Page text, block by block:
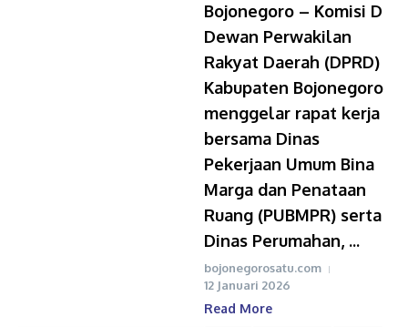
Bojonegoro – Komisi D
Dewan Perwakilan
Rakyat Daerah (DPRD)
Kabupaten Bojonegoro
menggelar rapat kerja
bersama Dinas
Pekerjaan Umum Bina
Marga dan Penataan
Ruang (PUBMPR) serta
Dinas Perumahan, ...
bojonegorosatu.com
12 Januari 2026
Read More